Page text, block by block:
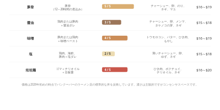
豚骨
豚骨
（12～20時間の煮込み）
5 / 5
チャーシュー、卵、のり、
ネギ、マユ
$16～$19
醤油 鶏肉または豚肉
＋醤油ダレ
3 / 5 チャーシュー、卵、メンマ、
タケノコの芽、ネギ
$15～$18
味噌 豚肉または鶏肉
＋味噌ペースト
4 / 5 トウモロコシ、バター、ひき肉、
もやし
$16～$19
塩
鶏肉、海鮮、
豚肉＋塩ダレ
2 / 5
薄いチャーシュー、卵、
ゆず、ネギ
$15～$18
坦坦麺
ゴマ＋チリオイル
＋豆板醤
4 / 5
ひき肉、ボクチョイ、
チリオイル、ネギ
$16～$20
価格は2026年初めの時点でバンクーバーのラーメン店の標準的な丼を反映しています。濃さは主観的ですがコンセンサスベースです。